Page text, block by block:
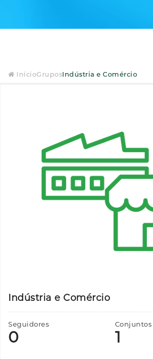
InícioGruposIndústria e Comércio
Indústria e Comércio
Seguidores
0
Conjuntos
1